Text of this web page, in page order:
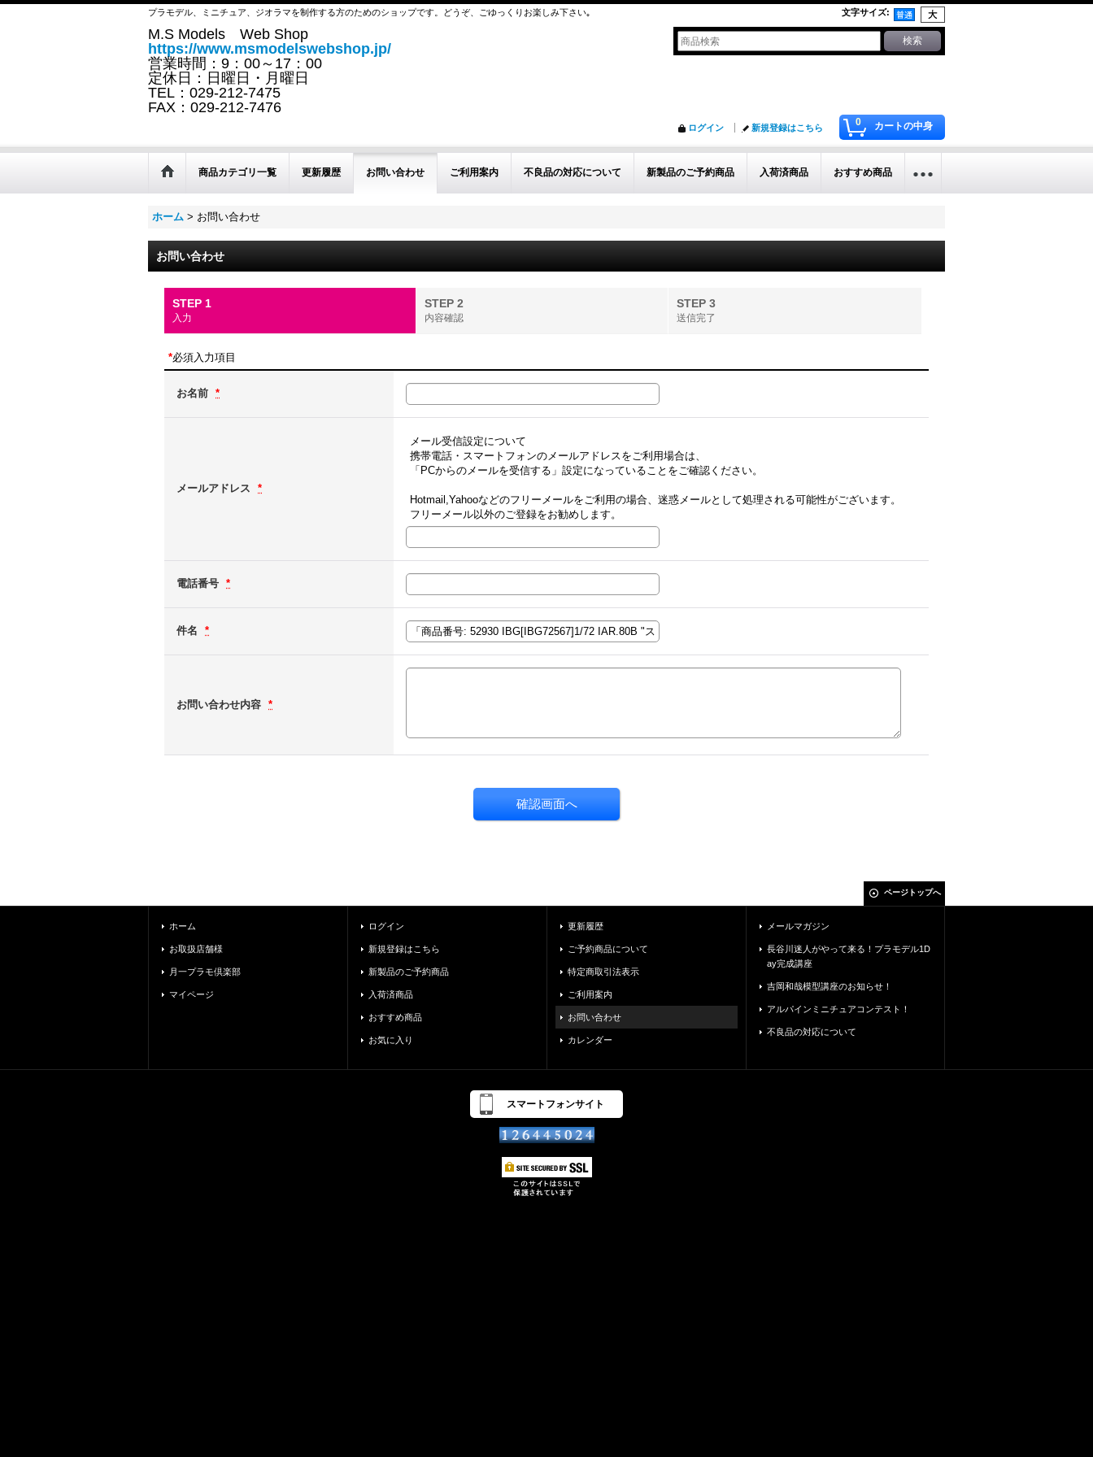
プラモデル、ミニチュア、ジオラマを制作する方のためのショップです。どうぞ、ごゆっくりお楽しみ下さい｡ 文字サイズ:
M.S Models Web Shop
https://www.msmodelswebshop.jp/
営業時間：9：00～17：00
定休日：日曜日・月曜日
TEL：029-212-7475
FAX：029-212-7476
0 カートの中身
ログイン 新規登録はこちら
商品カテゴリ一覧 更新履歴 お問い合わせ ご利用案内 不良品の対応について 新製品のご予約商品 入荷済商品 おすすめ商品
ホーム > お問い合わせ
お問い合わせ
STEP 1
入力
STEP 2
内容確認
STEP 3
送信完了
*必須入力項目
お名前 *
メールアドレス *
メール受信設定について
携帯電話・スマートフォンのメールアドレスをご利用場合は、
「PCからのメールを受信する」設定になっていることをご確認ください。
Hotmail,Yahooなどのフリーメールをご利用の場合、迷惑メールとして処理される可能性がございます。
フリーメール以外のご登録をお勧めします。
電話番号 *
件名 *
お問い合わせ内容 *
ページトップへ
ホーム
お取扱店舗様
月一プラモ倶楽部
マイページ
ログイン
新規登録はこちら
新製品のご予約商品
入荷済商品
おすすめ商品
お気に入り
更新履歴
ご予約商品について
特定商取引法表示
ご利用案内
お問い合わせ
カレンダー
メールマガジン
長谷川迷人がやって来る！プラモデル1D
ay完成講座
吉岡和哉模型講座のお知らせ！
アルパインミニチュアコンテスト！
不良品の対応について
スマートフォンサイト